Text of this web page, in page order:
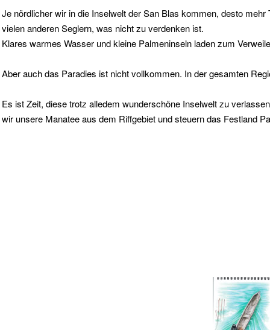
Je nördlicher wir in die Inselwelt der San Blas kommen, desto
vielen anderen Seglern, was nicht zu verdenken ist.
Klares warmes Wasser und kleine Palmeninseln laden zum
Aber auch das Paradies ist nicht vollkommen. In der gesamten
Es ist Zeit, diese trotz alledem wunderschöne Inselwelt zu
wir unsere Manatee aus dem Riffgebiet und steuern das Festland